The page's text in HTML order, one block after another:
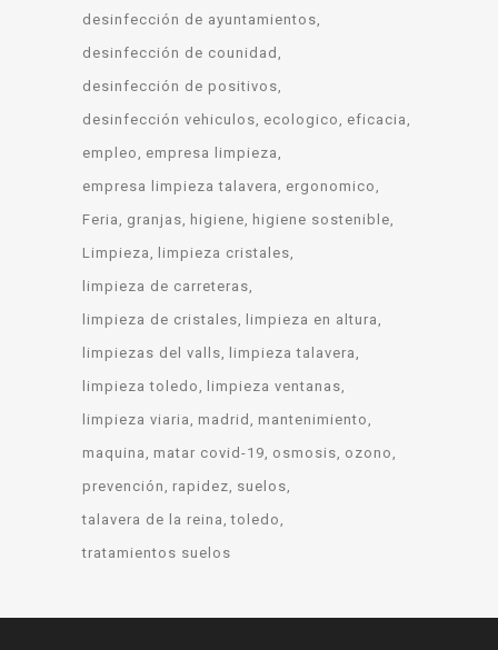
desinfección de ayuntamientos
desinfección de counidad
desinfección de positivos
desinfección vehiculos ecologico
eficacia
empleo
empresa limpieza
empresa limpieza talavera
ergonomico
Feria
granjas higiene
higiene sostenible
Limpieza
limpieza cristales
limpieza de carreteras
limpieza de cristales
limpieza en altura
limpiezas del valls
limpieza talavera
limpieza toledo
limpieza ventanas
limpieza viaria
madrid
mantenimiento
maquina
matar covid-19 osmosis ozono
prevención
rapidez suelos
talavera de la reina toledo
tratamientos suelos